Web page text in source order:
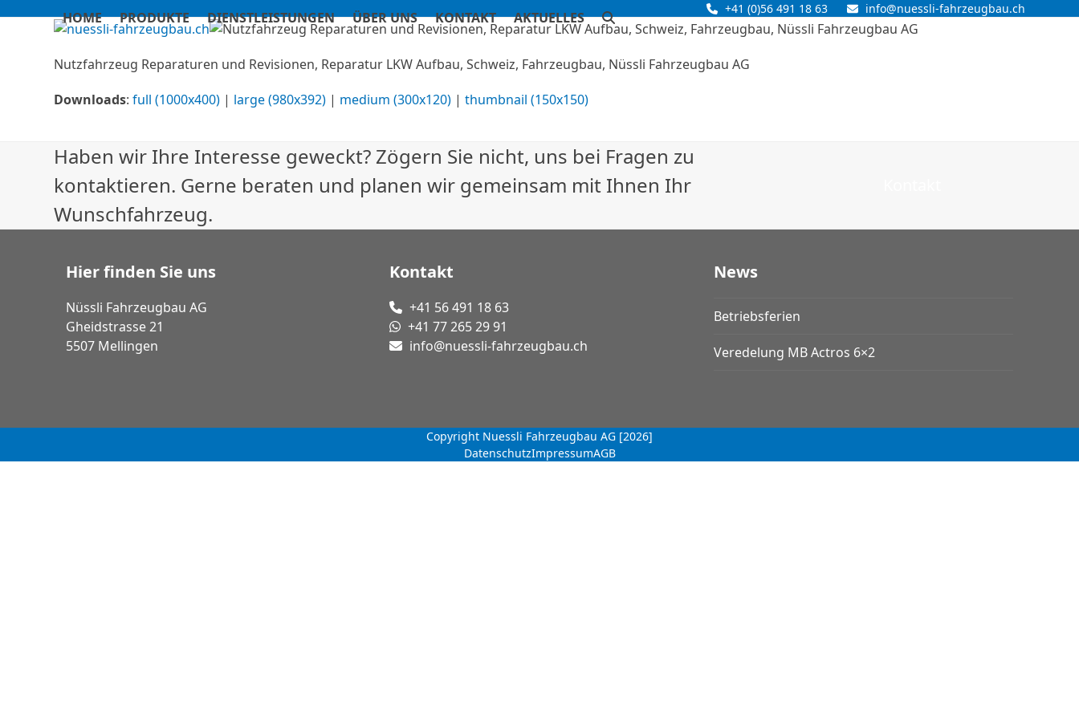
+41 (0)56 491 18 63 info@nuessli-fahrzeugbau.ch
HOME PRODUKTE DIENSTLEISTUNGEN ÜBER UNS KONTAKT AKTUELLES
Nutzfahrzeug Reparaturen und Revisionen, Reparatur LKW Aufbau, Schweiz, Fahrzeugbau, Nüssli Fahrzeugbau AG
Downloads:full (1000x400) | large (980x392) | medium (300x120) |thumbnail (150x150)
Haben wir Ihre Interesse geweckt? Zögern Sie nicht, uns bei Fragen zu
kontaktieren. Gerne beraten und planen wir gemeinsam mit Ihnen Ihr
Wunschfahrzeug.
Hier finden Sie uns
Nüssli Fahrzeugbau AG
Gheidstrasse 21
5507 Mellingen
Kontakt
+41 56 491 18 63
+41 77 265 29 91
info@nuessli-fahrzeugbau.ch
News
Betriebsferien
Veredelung MB Actros 6×2
Copyright Nuessli Fahrzeugbau AG [2026]
DatenschutzImpressumAGB